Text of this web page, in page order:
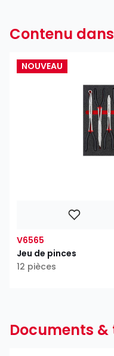
Contenu dans
NOUVEAU
V6565
Jeu de pinces
12 pièces
Documents